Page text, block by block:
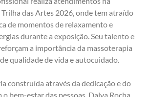
das Artes 2026, onde tem atraído
de momentos de relaxamento e
durante a exposição. Seu talento e
a importância da massoterapia
qualidade de vida e autocuidado.
construída através da dedicação e do
bem-estar das pessoas, Dalva Rocha